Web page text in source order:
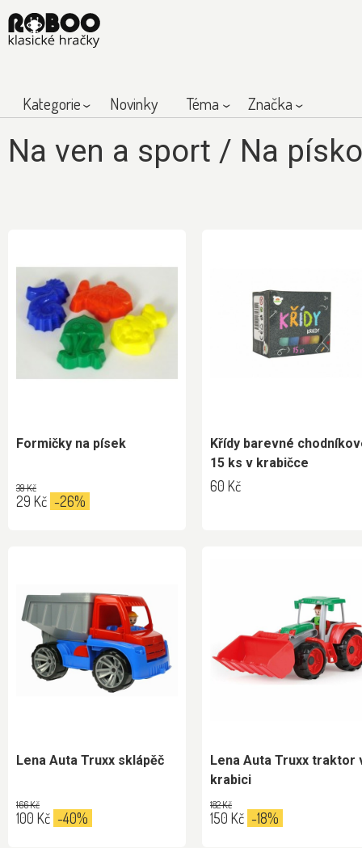
Kategorie Novinky Téma Značka
Na ven a sport / Na
Formičky na písek
39 Kč
29 Kč -26%
Křídy barevné
15 ks v krabičce
60 Kč
Lena Auta Truxx sklápěč
166 Kč
100 Kč -40%
Lena Auta Truxx traktor
krabici
182 Kč
150 Kč -18%